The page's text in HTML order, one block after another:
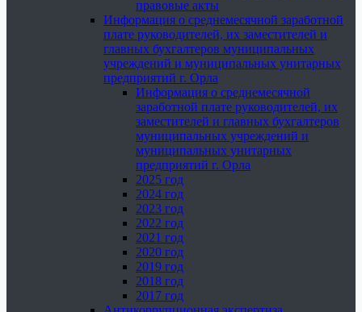
правовые акты
Информация о среднемесячной заработной
плате руководителей, их заместителей и
главных бухгалтеров муниципальных
учреждений и муниципальных унитарных
предприятий г. Орла
Информация о среднемесячной
заработной плате руководителей, их
заместителей и главных бухгалтеров
муниципальных учреждений и
муниципальных унитарных
предприятий г. Орла
2025 год
2024 год
2023 год
2022 год
2021 год
2020 год
2019 год
2018 год
2017 год